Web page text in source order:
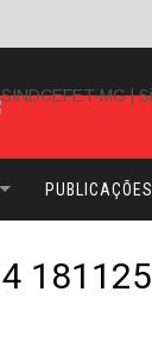
PUBLICAÇÕES
181125